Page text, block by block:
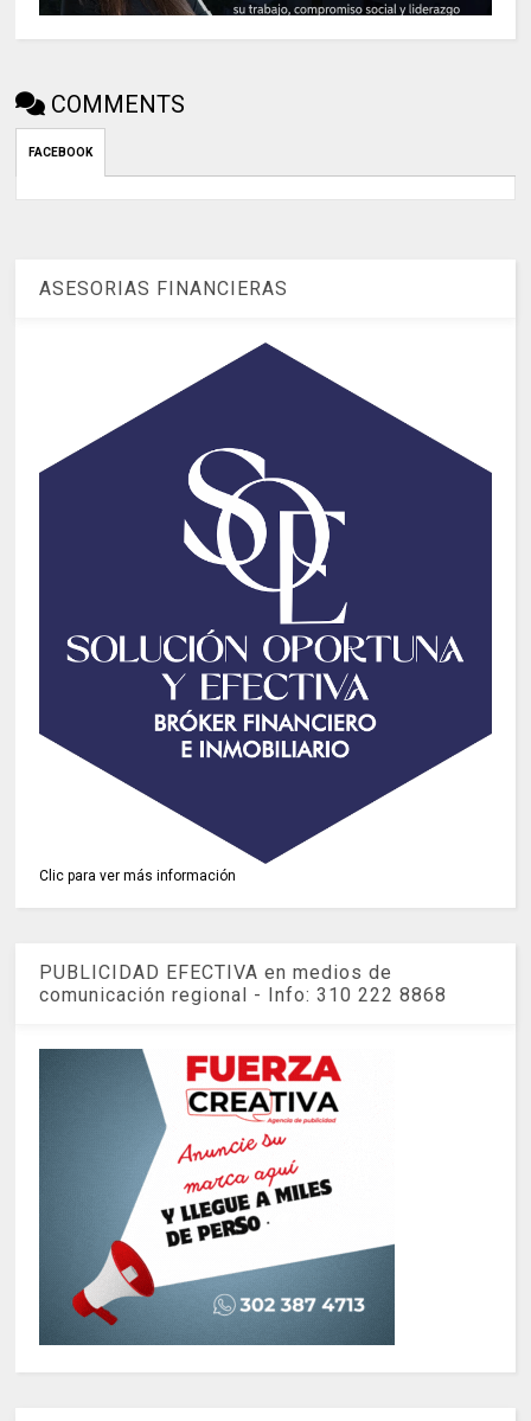
COMMENTS
FACEBOOK
ASESORIAS FINANCIERAS
Clic para ver más información
PUBLICIDAD EFECTIVA en medios de
comunicación regional - Info: 310 222 8868